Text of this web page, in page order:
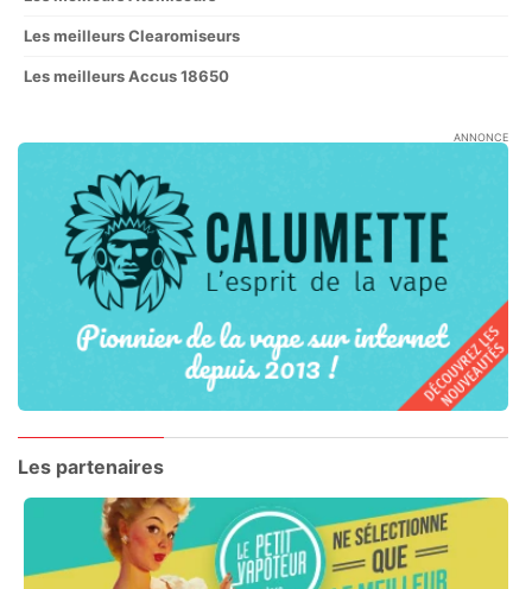
Les meilleurs Clearomiseurs
Les meilleurs Accus 18650
ANNONCE
Les partenaires